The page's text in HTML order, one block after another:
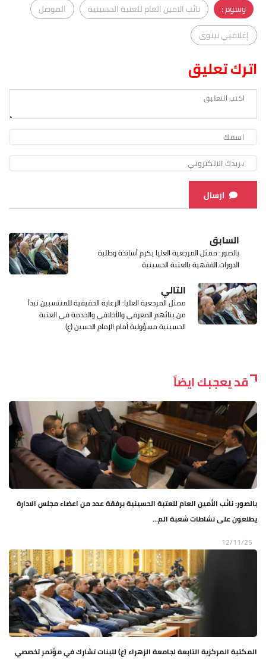
وسوم :
نائب الامين العام للعتبة الحسينية
الموصل
إعلاميي نينوى
اترك تعليق
ارسال
السابق
بالصور: ممثل المرجعية العليا يكرم أساتذة وطلبة
الدورات الفقهية بالعتبة الحسينية
التالي
ممثل المرجعية العليا: الرعاية الحقيقية للمنتسبين تبدأ
من بنائهم المعرفي والأخلاقي والخدمة في العتبة
الحسينية مسؤولية أمام الإمام الحسين (ع)
قد يعجبك ايضاً
بالصور: نائب الأمين العام للعتبة الحسينية برفقة عدد من اعضاء مجلس الادارة
يطلعون على نشاطات شعبة الم...
12/11/25
المكتبة المركزية التابعة لجامعة الزهراء (ع) للبنات تشارك في مؤتمر تخصصي